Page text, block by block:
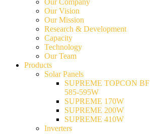
Our Company
Our Vision
Our Mission
Research & Development
Capacity
Technology
Our Team
Products
Solar Panels
SUPREME TOPCON BF
585-595W
SUPREME 170W
SUPREME 200W
SUPREME 410W
Inverters